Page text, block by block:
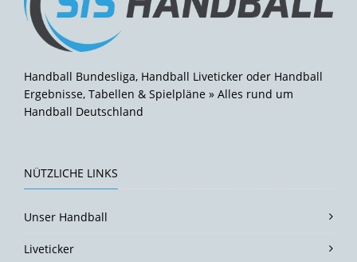
Handball Bundesliga, Handball Liveticker oder Handball
Ergebnisse, Tabellen & Spielpläne » Alles rund um
Handball Deutschland
NÜTZLICHE LINKS
Unser Handball
Liveticker